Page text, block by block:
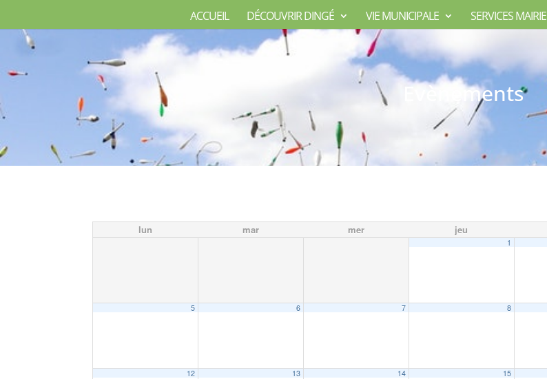
ACCUEIL DÉCOUVRIR DINGÉ VIE MUNICIPALE SERVICES MAIRIE
Evènements
lun mar mer jeu
1
5 6 7 8
12 13 14 15